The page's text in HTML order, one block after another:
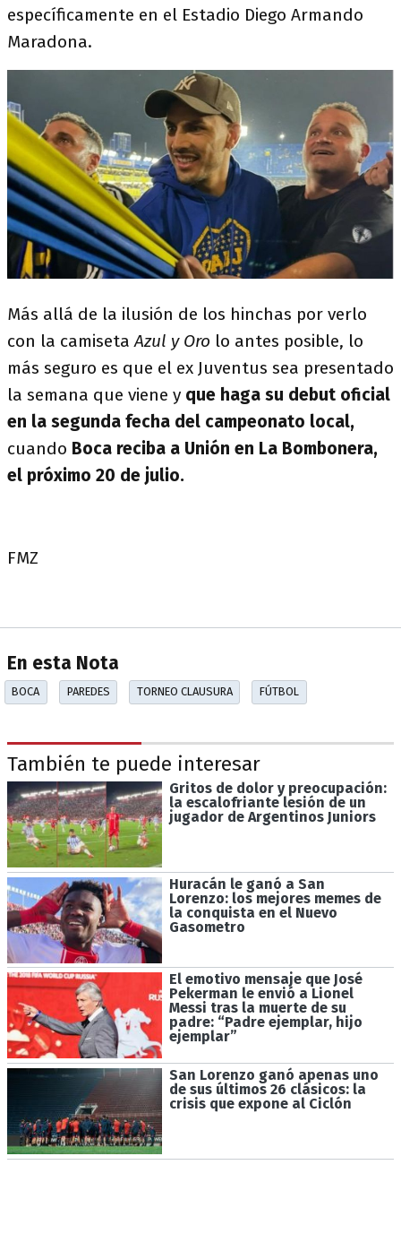
específicamente en el Estadio Diego Armando
Maradona.
Más allá de la ilusión de los hinchas por verlo
con la camiseta Azul y Oro lo antes posible, lo
más seguro es que el ex Juventus sea presentado
la semana que viene y que haga su debut oficial
en la segunda fecha del campeonato local,
cuando Boca reciba a Unión en La Bombonera,
el próximo 20 de julio.
FMZ
En esta Nota
BOCA PAREDES TORNEO CLAUSURA FÚTBOL
También te puede interesar
Gritos de dolor y preocupación:
la escalofriante lesión de un
jugador de Argentinos Juniors
Huracán le ganó a San
Lorenzo: los mejores memes de
la conquista en el Nuevo
Gasometro
El emotivo mensaje que José
Pekerman le envió a Lionel
Messi tras la muerte de su
padre: “Padre ejemplar, hijo
ejemplar”
San Lorenzo ganó apenas uno
de sus últimos 26 clásicos: la
crisis que expone al Ciclón